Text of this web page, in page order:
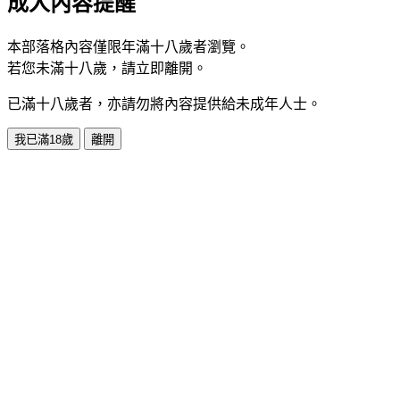
本部落格內容僅限年滿十八歲者瀏覽。
若您未滿十八歲，請立即離開。
已滿十八歲者，亦請勿將內容提供給未成年人士。
我已滿18歲 離開